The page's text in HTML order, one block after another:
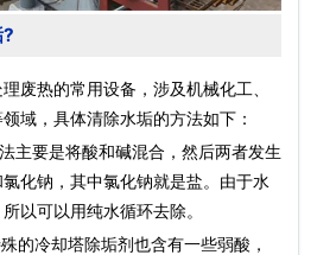
热的常用设备，涉及机械化工、
域，具体清除水垢的方法如下：
要是将酸和碱混合，然后两者发生
化钠，其中氯化钠就是盐。由于水
以可以用纯水循环去除。
冷却塔除垢剂也含有一些弱酸，